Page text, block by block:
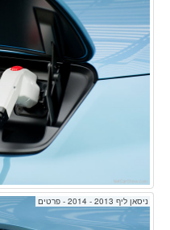
ניסאן ליף 2013 - 2014 - פרטים